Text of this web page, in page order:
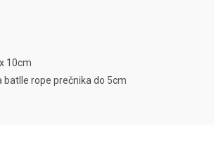
10cm
batlle rope prečnika do 5cm